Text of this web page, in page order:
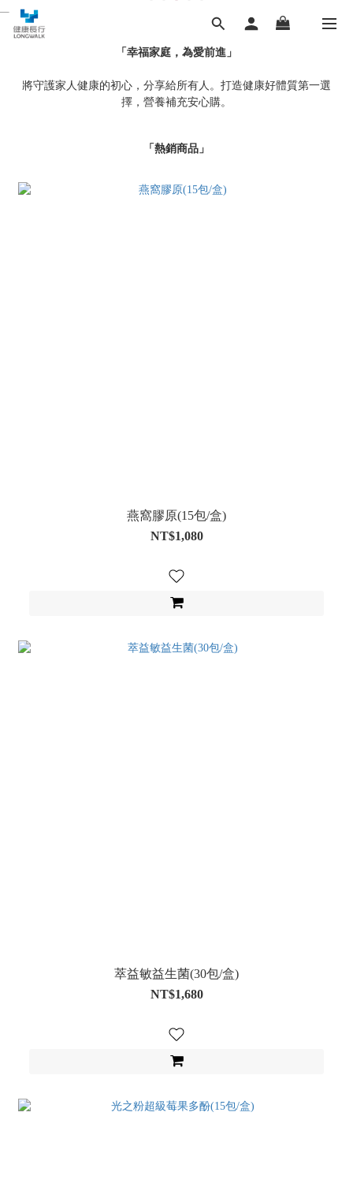
「幸福家庭，為愛前進」
將守護家人健康的初心，分享給所有人。打造健康好體質第一選
擇，營養補充安心購。
「熱銷商品」
燕窩膠原(15包/盒)
NT$1,080
萃益敏益生菌(30包/盒)
NT$1,680